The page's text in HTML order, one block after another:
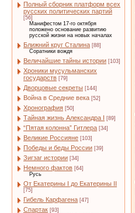
Полный сборник платформ всех
русских политических партий
[56]
Манифестом 17-го октября
положено основание развитию
русской жизни на новых началах
Ближний круг Сталина [88]
Соратники вождя
Величайшие тайны истории [103]
Хроники мусульманских
государств [79]
Дворцовые секреты [144]
Война в Средние века [52]
Хронография [50]
Тайная жизнь Александра I [89]
“Пятая колонна” Гитлера [34]
Великие Россияне [103]
Победы и беды России [39]
Зигзаг истории [34]
Немного фактов [64]
Русь
От Екатерины I до Екатерины II
[75]
Гибель Карфагена [47]
Спартак [93]